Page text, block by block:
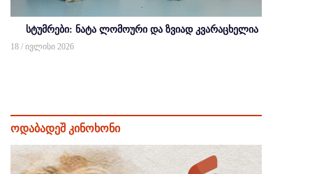
სტუმრები: ნატა ლომოური და ზვიად კვარაცხელია
18 / ივლისი 2026
ოდაბადეშ კინოხონი